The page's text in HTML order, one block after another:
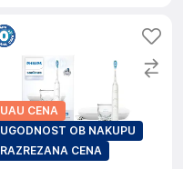
UAU CENA
UGODNOST OB NAKUPU
RAZREZANA CENA